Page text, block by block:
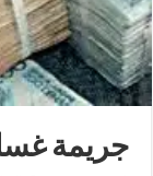
جريمة